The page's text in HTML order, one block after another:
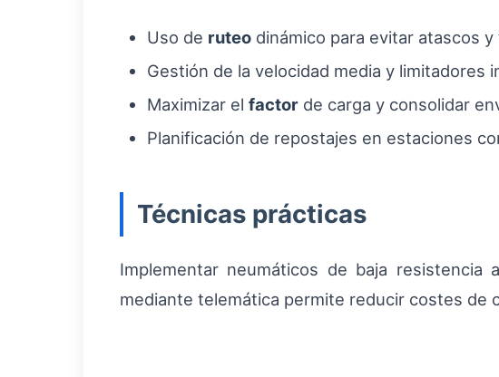
Uso de ruteo dinámico para evitar atascos
Gestión de la velocidad media y limitadores
Maximizar el factor de carga y consolidar
Planificación de repostajes en estaciones
Técnicas prácticas
Implementar neumáticos de baja
mediante telemática permite reducir costes de